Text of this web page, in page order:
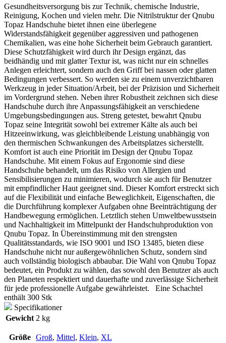
Gesundheitsversorgung bis zur Technik, chemische Industrie,
Reinigung, Kochen und vielen mehr. Die Nitrilstruktur der Qnubu
Topaz Handschuhe bietet ihnen eine überlegene
Widerstandsfähigkeit gegenüber aggressiven und pathogenen
Chemikalien, was eine hohe Sicherheit beim Gebrauch garantiert.
Diese Schutzfähigkeit wird durch ihr Design ergänzt, das
beidhändig und mit glatter Textur ist, was nicht nur ein schnelles
Anlegen erleichtert, sondern auch den Griff bei nassen oder glatten
Bedingungen verbessert. So werden sie zu einem unverzichtbaren
Werkzeug in jeder Situation/Arbeit, bei der Präzision und Sicherheit
im Vordergrund stehen. Neben ihrer Robustheit zeichnen sich diese
Handschuhe durch ihre Anpassungsfähigkeit an verschiedene
Umgebungsbedingungen aus. Streng getestet, bewahrt Qnubu
Topaz seine Integrität sowohl bei extremer Kälte als auch bei
Hitzeeinwirkung, was gleichbleibende Leistung unabhängig von
den thermischen Schwankungen des Arbeitsplatzes sicherstellt.
Komfort ist auch eine Priorität im Design der Qnubu Topaz
Handschuhe. Mit einem Fokus auf Ergonomie sind diese
Handschuhe behandelt, um das Risiko von Allergien und
Sensibilisierungen zu minimieren, wodurch sie auch für Benutzer
mit empfindlicher Haut geeignet sind. Dieser Komfort erstreckt sich
auf die Flexibilität und einfache Beweglichkeit, Eigenschaften, die
die Durchführung komplexer Aufgaben ohne Beeinträchtigung der
Handbewegung ermöglichen. Letztlich stehen Umweltbewusstsein
und Nachhaltigkeit im Mittelpunkt der Handschuhproduktion von
Qnubu Topaz. In Übereinstimmung mit den strengsten
Qualitätsstandards, wie ISO 9001 und ISO 13485, bieten diese
Handschuhe nicht nur außergewöhnlichen Schutz, sondern sind
auch vollständig biologisch abbaubar. Die Wahl von Qnubu Topaz
bedeutet, ein Produkt zu wählen, das sowohl den Benutzer als auch
den Planeten respektiert und dauerhafte und zuverlässige Sicherheit
für jede professionelle Aufgabe gewährleistet. Eine Schachtel
enthält 300 Stk
Specifikationer
Gewicht 2 kg
Größe Groß, Mittel, Klein, XL